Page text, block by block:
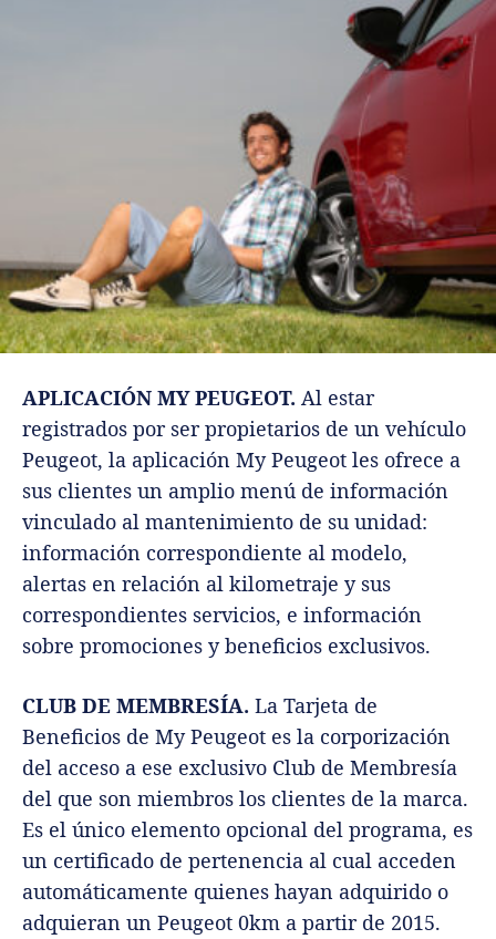
APLICACIÓN MY PEUGEOT. Al estar
registrados por ser propietarios de un vehículo
Peugeot, la aplicación My Peugeot les ofrece a
sus clientes un amplio menú de información
vinculado al mantenimiento de su unidad:
información correspondiente al modelo,
alertas en relación al kilometraje y sus
correspondientes servicios, e información
sobre promociones y beneficios exclusivos.
CLUB DE MEMBRESÍA. La Tarjeta de
Beneficios de My Peugeot es la corporización
del acceso a ese exclusivo Club de Membresía
del que son miembros los clientes de la marca.
Es el único elemento opcional del programa, es
un certificado de pertenencia al cual acceden
automáticamente quienes hayan adquirido o
adquieran un Peugeot 0km a partir de 2015.